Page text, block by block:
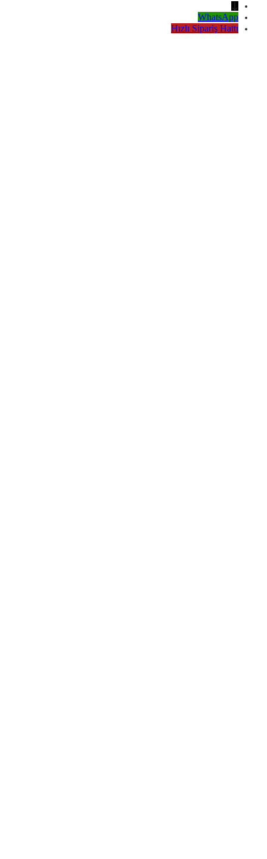
↓
WhatsApp
Hızlı Sipariş Hattı